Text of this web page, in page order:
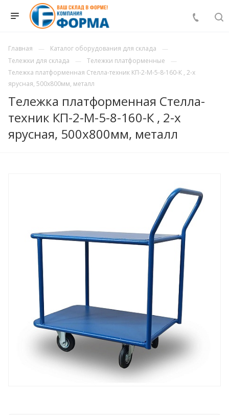
Главная
Каталог оборудования для склада
Тележки для склада
Тележки платформенные
Тележка платформенная Стелла-техник КП-2-М-5-8-160-К , 2-х
ярусная, 500х800мм, металл
Тележка платформенная Стелла-
техник КП-2-М-5-8-160-К , 2-х
ярусная, 500х800мм, металл